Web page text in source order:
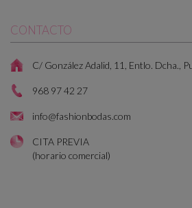
CONTACTO
C/ González Adalid, 11, Entlo. Dcha.,
968 97 42 27
info@fashionbodas.com
CITA PREVIA
(horario comercial)